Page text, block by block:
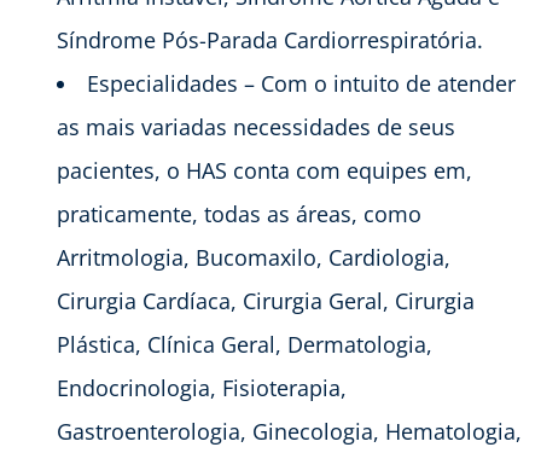
Síndrome Pós-Parada Cardiorrespiratória.
Especialidades – Com o intuito de atender
as mais variadas necessidades de seus
pacientes, o HAS conta com equipes em,
praticamente, todas as áreas, como
Arritmologia, Bucomaxilo, Cardiologia,
Cirurgia Cardíaca, Cirurgia Geral, Cirurgia
Plástica, Clínica Geral, Dermatologia,
Endocrinologia, Fisioterapia,
Gastroenterologia, Ginecologia, Hematologia,